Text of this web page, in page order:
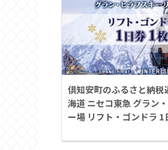
倶知安町のふるさと納税
海道 ニセコ東急 グラン
ー場 リフト・ゴンドラ 1